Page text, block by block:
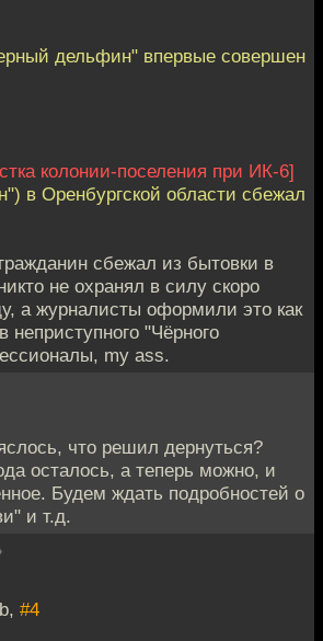
дельфин" впервые совершен
колонии-поселения при ИК-6]
в Оренбургской области сбежал
сбежал из бытовки в
не охранял в силу скоро
а журналисты оформили это как
неприступного "Чёрного
my ass.
что решил дернуться?
осталось, а теперь можно, и
Будем ждать подробностей о
и т.д.
#4